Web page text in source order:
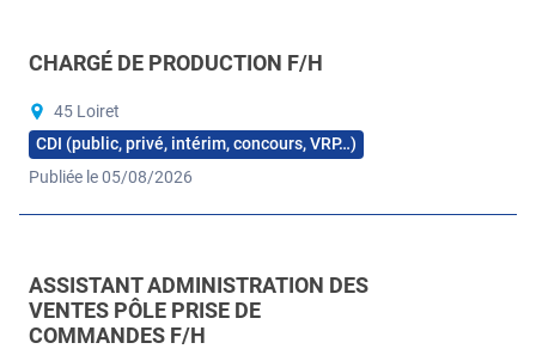
CHARGÉ DE PRODUCTION F/H
45 Loiret
CDI (public, privé, intérim, concours, VRP…)
Publiée le 05/08/2026
ASSISTANT ADMINISTRATION DES
VENTES PÔLE PRISE DE
COMMANDES F/H